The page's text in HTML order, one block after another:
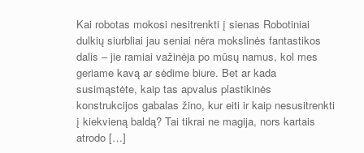
Kai robotas mokosi nesitrenkti į sienas Robotiniai
dulkių siurbliai jau seniai nėra mokslinės fantastikos
dalis – jie ramiai važinėja po mūsų namus, kol mes
geriame kavą ar sėdime biure. Bet ar kada
susimąstėte, kaip tas apvalus plastikinės
konstrukcijos gabalas žino, kur eiti ir kaip nesusitrenkti
į kiekvieną baldą? Tai tikrai ne magija, nors kartais
atrodo […]